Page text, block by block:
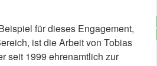
für dieses Engagement,
ist die Arbeit von Tobias
seit 1999 ehrenamtlich zur